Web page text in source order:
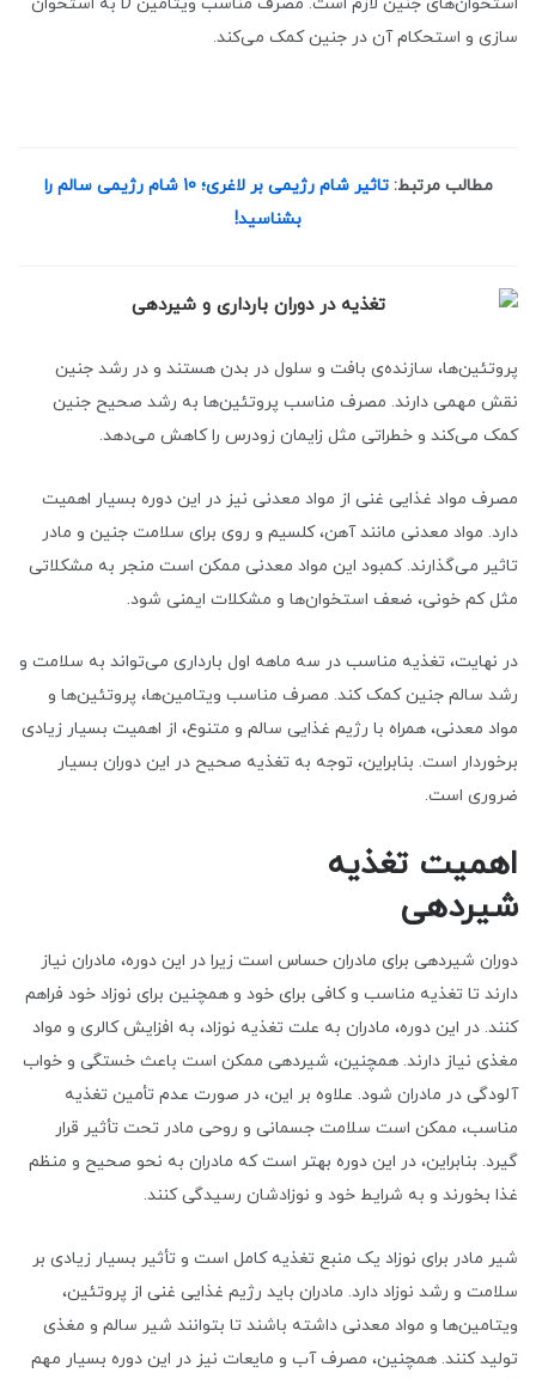
سازی و استحکام آن در جنین کمک می‌کند.
مطالب مرتبط:
تاثیر شام رژیمی بر لاغری؛ 10 شام رژیمی سالم را
بشناسید!
پروتئین‌ها، سازنده‌ی بافت‌ و سلول‌ در بدن هستند و در رشد جنین
نقش مهمی دارند. مصرف مناسب پروتئین‌ها به رشد صحیح جنین
کمک می‌کند و خطراتی مثل زایمان زودرس را کاهش می‌دهد.
مصرف مواد غذایی غنی از مواد معدنی نیز در این دوره بسیار اهمیت
دارد. مواد معدنی مانند آهن، کلسیم و روی برای سلامت جنین و مادر
تاثیر می‌گذارند. کمبود این مواد معدنی ممکن است منجر به مشکلاتی
مثل کم خونی، ضعف استخوان‌ها و مشکلات ایمنی شود.
در نهایت، تغذیه مناسب در سه ماهه اول بارداری می‌تواند به سلامت و
رشد سالم جنین کمک کند. مصرف مناسب ویتامین‌ها، پروتئین‌ها و
مواد معدنی، همراه با رژیم غذایی سالم و متنوع، از اهمیت بسیار زیادی
برخوردار است. بنابراین، توجه به تغذیه صحیح در این دوران بسیار
ضروری است.
اهمیت تغذیه
دوران شیردهی برای مادران حساس است زیرا در این دوره، مادران نیاز
دارند تا تغذیه مناسب و کافی برای خود و همچنین برای نوزاد خود فراهم
کنند. در این دوره، مادران به علت تغذیه نوزاد، به افزایش کالری و مواد
مغذی نیاز دارند. همچنین، شیردهی ممکن است باعث خستگی و خواب
آلودگی در مادران شود. علاوه بر این، در صورت عدم تأمین تغذیه
مناسب، ممکن است سلامت جسمانی و روحی مادر تحت تأثیر قرار
گیرد. بنابراین، در این دوره بهتر است که مادران به نحو صحیح و منظم
غذا بخورند و به شرایط خود و نوزادشان رسیدگی کنند.
شیر مادر برای نوزاد یک منبع تغذیه کامل است و تأثیر بسیار زیادی بر
سلامت و رشد نوزاد دارد. مادران باید رژیم غذایی غنی از پروتئین،
ویتامین‌ها و مواد معدنی داشته باشند تا بتوانند شیر سالم و مغذی
تولید کنند. همچنین، مصرف آب و مایعات نیز در این دوره بسیار مهم